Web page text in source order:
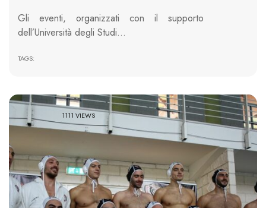
Gli eventi, organizzati con il supporto
dell’Università degli Studi…
TAGS:
1111 VIEWS